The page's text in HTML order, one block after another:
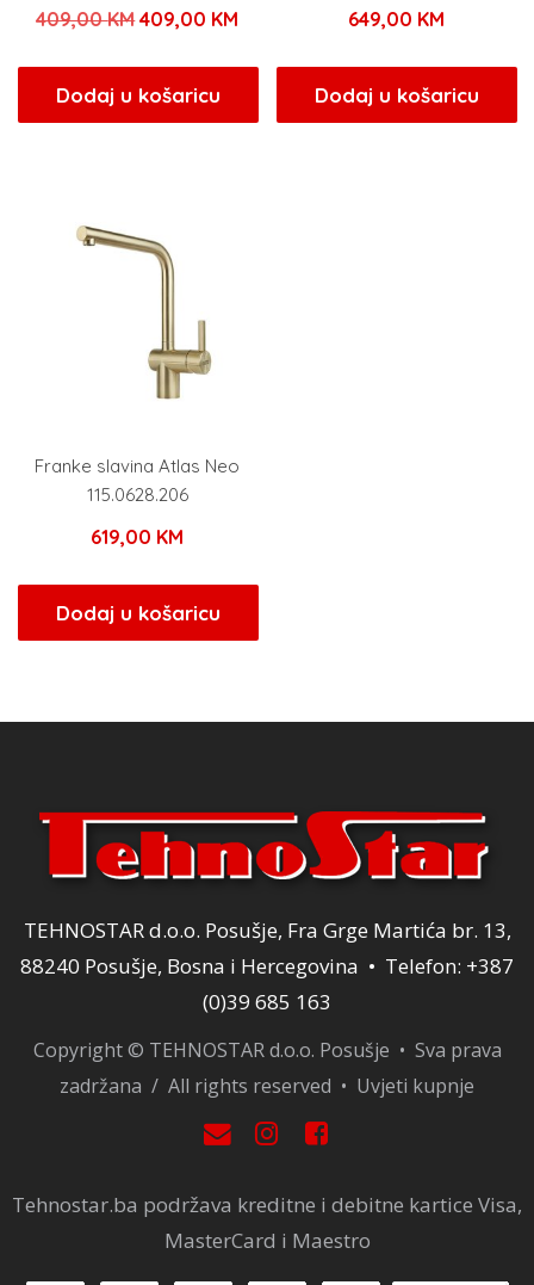
409,00KMIzvorna
bila
je:
409,00 KM
409,00 KM.
Dodaj u košaricu
649,00 KM
Dodaj u košaricu
Franke slavina Atlas Neo
115.0628.206
619,00 KM
Dodaj u košaricu
TEHNOSTAR d.o.o. Posušje, Fra Grge Martića br. 13,
88240 Posušje, Bosna i Hercegovina • Telefon: +387
(0)39 685 163
Copyright © TEHNOSTAR d.o.o. Posušje • Sva prava
zadržana / All rights reserved • Uvjeti kupnje
Tehnostar.ba podržava kreditne i debitne kartice Visa,
MasterCard i Maestro